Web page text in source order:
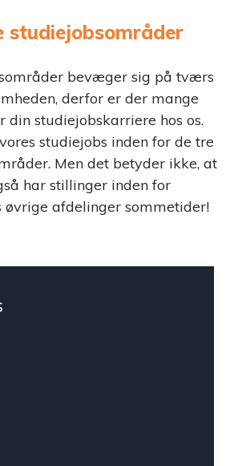
studiejobsområder
bevæger sig på tværs
derfor er der mange
din studiejobskarriere hos os.
studiejobs inden for de tre
Men det betyder ikke, at
har stillinger inden for
øvrige afdelinger sommetider!